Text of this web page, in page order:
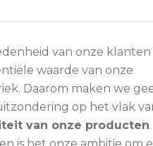
van onze klanten
waarde van onze
Daarom maken we
op het vlak
van onze producten.
is het onze ambitie om